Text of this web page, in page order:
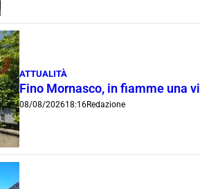
ATTUALITÀ
Fino Mornasco, in fiamme una
08/08/202618:16Redazione